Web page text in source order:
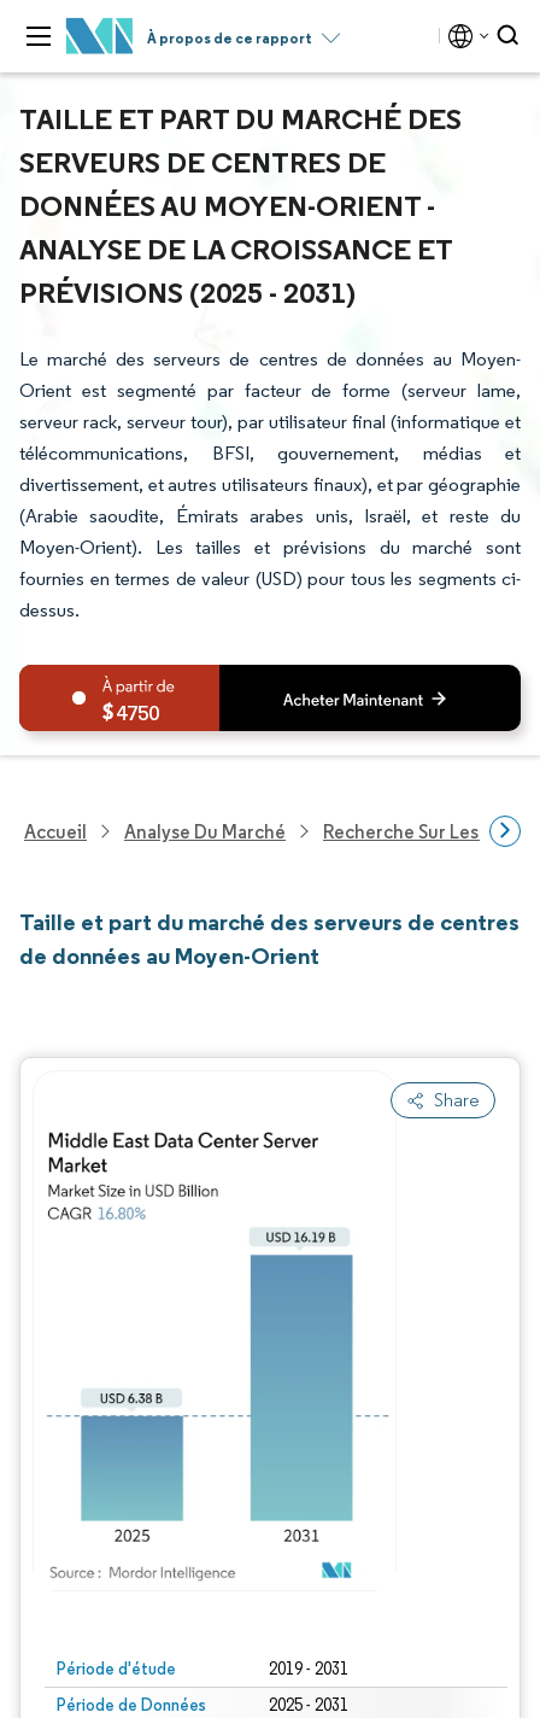
À propos de ce rapport
TAILLE ET PART DU MARCHÉ DES
SERVEURS DE CENTRES DE
DONNÉES AU MOYEN-ORIENT -
ANALYSE DE LA CROISSANCE ET
PRÉVISIONS (2025 - 2031)
Le marché des serveurs de centres de données au Moyen-
Orient est segmenté par facteur de forme (serveur lame,
serveur rack, serveur tour), par utilisateur final (informatique et
télécommunications, BFSI, gouvernement, médias et
divertissement, et autres utilisateurs finaux), et par géographie
(Arabie saoudite, Émirats arabes unis, Israël, et reste du
Moyen-Orient). Les tailles et prévisions du marché sont
fournies en termes de valeur (USD) pour tous les segments ci-
dessus.
4750
Accueil Analyse Du Marché Recherche Sur Les
Taille et part du marché des serveurs de centres
de données au Moyen-Orient
Share
Période d'étude 2019 - 2031
Période de Données
2025 - 2031